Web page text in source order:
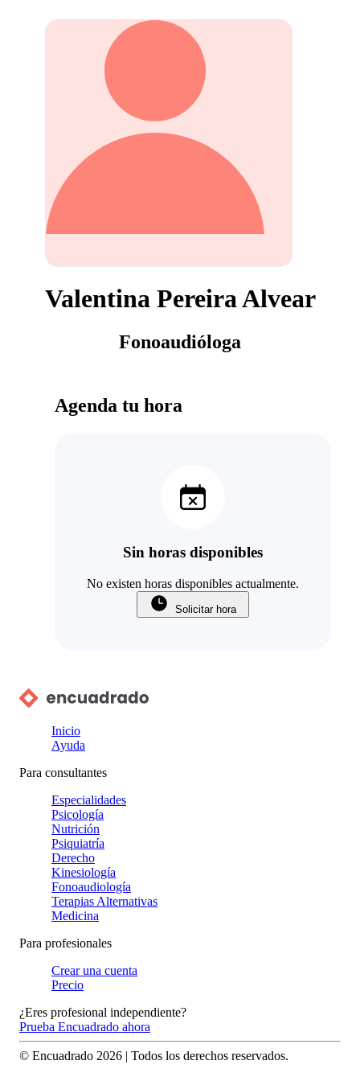
Valentina Pereira Alvear
Fonoaudióloga
Agenda tu hora
Sin horas disponibles
No existen horas disponibles actualmente.
Solicitar hora
Inicio
Ayuda
Para consultantes
Especialidades
Psicología
Nutrición
Psiquiatría
Derecho
Kinesiología
Fonoaudiología
Terapias Alternativas
Medicina
Para profesionales
Crear una cuenta
Precio
¿Eres profesional independiente?
Prueba Encuadrado ahora
© Encuadrado 2026 | Todos los derechos reservados.